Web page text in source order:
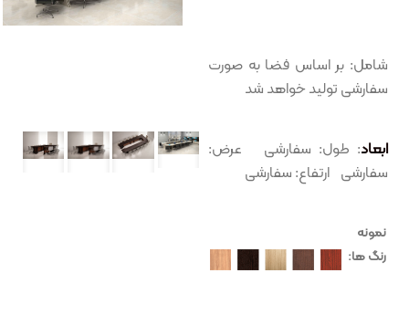
شامل: بر اساس فضا به صورت
سفارشی تولید خواهد شد
ابعاد: طول: سفارشی عرض:
سفارشی ارتفاع: سفارشی
نمونه
رنگ ها: